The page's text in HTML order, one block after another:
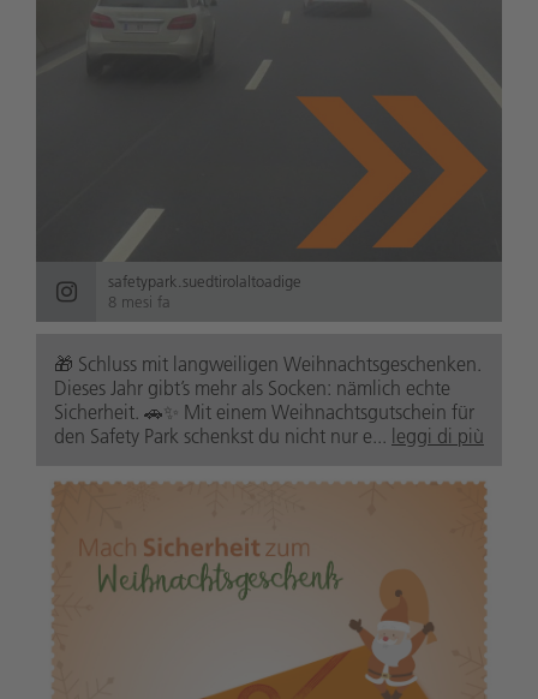
safetypark.suedtirolaltoadige
8 mesi fa
🎁 Schluss mit langweiligen Weihnachtsgeschenken.
Dieses Jahr gibt’s mehr als Socken: nämlich echte
Sicherheit. 🚗✨ Mit einem Weihnachtsgutschein für
den Safety Park schenkst du nicht nur e... leggi di più